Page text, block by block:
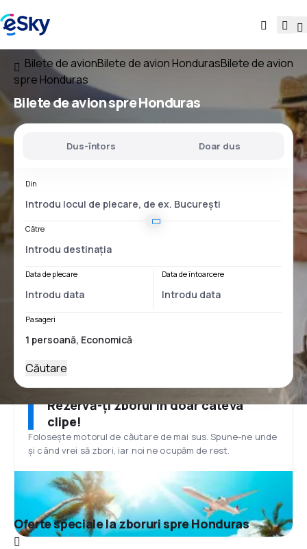
Bilete de avionBilete de avion HondurasBilete de avion
spre Honduras
Bilete de avionspre Honduras
Dus-întors Doar dus
Din
Către
Data de plecare Data de întoarcere
Pasageri
Căutare
Rezervă-ți zborul în doar câteva
clipe!
Folosește motorul de căutare de mai sus. Spune-ne unde
și când vrei să zbori, iar noi ne ocupăm de rest.
Oferte speciale la zboruri spre Honduras